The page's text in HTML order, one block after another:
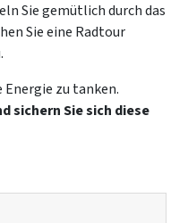
Sie gemütlich durch das
Sie eine Radtour
Energie zu tanken.
sichern Sie sich diese